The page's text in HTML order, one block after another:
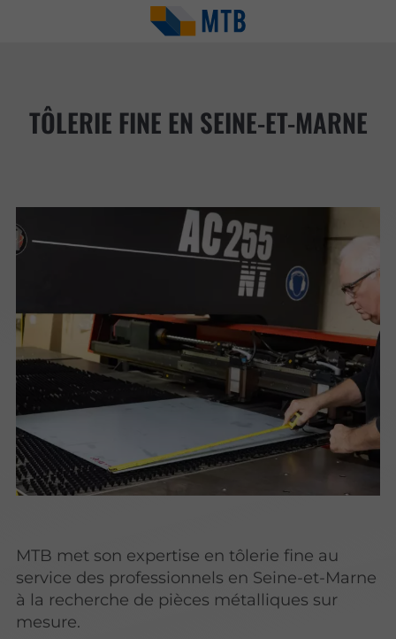
TÔLERIE FINE EN SEINE-ET-MARNE
MTB met son expertise en tôlerie fine au
service des professionnels en Seine-et-Marne
à la recherche de pièces métalliques sur
mesure.